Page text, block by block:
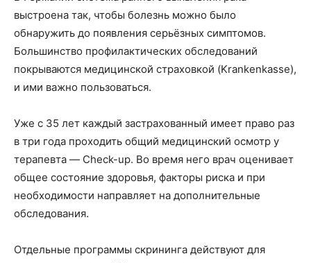
выстроена так, чтобы болезнь можно было
обнаружить до появления серьёзных симптомов.
Большинство профилактических обследований
покрываются медицинской страховкой (Krankenkasse),
и ими важно пользоваться.
Уже с 35 лет каждый застрахованный имеет право раз
в три года проходить общий медицинский осмотр у
терапевта — Check-up. Во время него врач оценивает
общее состояние здоровья, факторы риска и при
необходимости направляет на дополнительные
обследования.
Отдельные программы скрининга действуют для